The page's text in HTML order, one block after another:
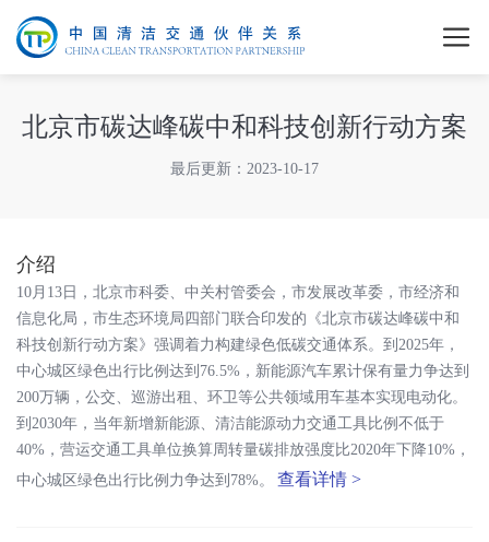
北京市碳达峰碳中和科技创新行动方案
最后更新：2023-10-17
介绍
10月13日，北京市科委、中关村管委会，市发展改革委，市经济和
信息化局，市生态环境局四部门联合印发的《北京市碳达峰碳中和
科技创新行动方案》强调着力构建绿色低碳交通体系。到2025年，
中心城区绿色出行比例达到76.5%，新能源汽车累计保有量力争达到
200万辆，公交、巡游出租、环卫等公共领域用车基本实现电动化。
到2030年，当年新增新能源、清洁能源动力交通工具比例不低于
40%，营运交通工具单位换算周转量碳排放强度比2020年下降10%，
中心城区绿色出行比例力争达到78%。
查看详情 >